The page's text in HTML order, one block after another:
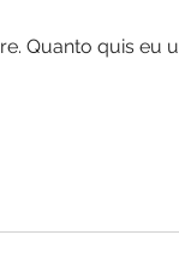
Quanto quis eu